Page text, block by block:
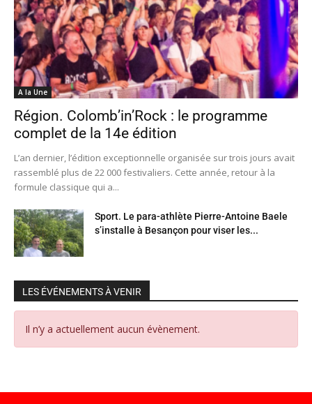
A la Une
Région. Colomb’in’Rock : le programme
complet de la 14e édition
L’an dernier, l’édition exceptionnelle organisée sur trois jours avait
rassemblé plus de 22 000 festivaliers. Cette année, retour à la
formule classique qui a...
Sport. Le para-athlète Pierre-Antoine Baele
s’installe à Besançon pour viser les...
LES ÉVÉNEMENTS À VENIR
Il n’y a actuellement aucun évènement.